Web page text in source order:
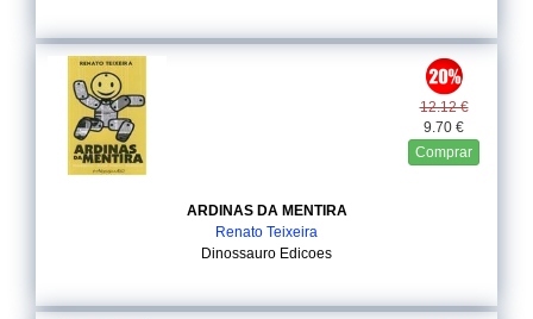
12.12 €
9.70 €
Comprar
ARDINAS DA MENTIRA
Renato Teixeira
Dinossauro Edicoes